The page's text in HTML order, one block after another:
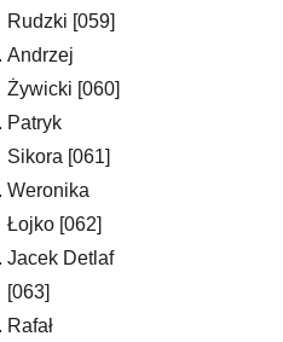
Rudzki [059]
Andrzej
Żywicki [060]
Patryk
Sikora [061]
Weronika
Łojko [062]
Jacek Detlaf
[063]
Rafał